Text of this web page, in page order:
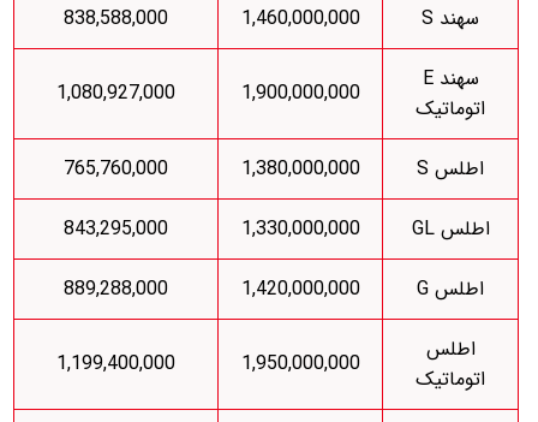
سهند S 1,460,000,000
838,588,000
سهند E
اتوماتیک
1,900,000,000
1,080,927,000
اطلس S 1,380,000,000
765,760,000
اطلس GL
1,330,000,000
843,295,000
اطلس G
1,420,000,000
889,288,000
اطلس
اتوماتیک
1,950,000,000
1,199,400,000